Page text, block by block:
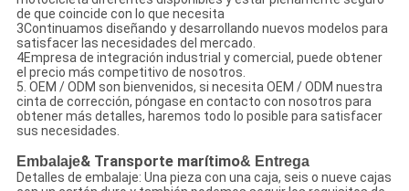
de que coincide con lo que necesita
3Continuamos diseñando y desarrollando nuevos modelos para
satisfacer las necesidades del mercado.
4Empresa de integración industrial y comercial, puede obtener
el precio más competitivo de nosotros.
5. OEM / ODM son bienvenidos, si necesita OEM / ODM nuestra
cinta de corrección, póngase en contacto con nosotros para
obtener más detalles, haremos todo lo posible para satisfacer
sus necesidades.
Embalaje& Transporte marítimo& Entrega
Detalles de embalaje: Una pieza con una caja, seis o nueve cajas